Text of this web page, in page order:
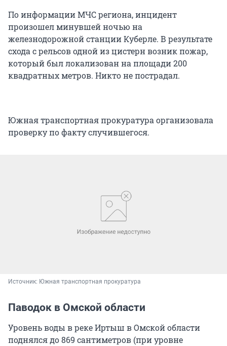
По информации МЧС региона, инцидент
произошел минувшей ночью на
железнодорожной станции Куберле. В результате
схода с рельсов одной из цистерн возник пожар,
который был локализован на площади 200
квадратных метров. Никто не пострадал.
Южная транспортная прокуратура организовала
проверку по факту случившегося.
Источник: Южная транспортная прокуратура
Паводок в Омской области
Уровень воды в реке Иртыш в Омской области
поднялся до 869 сантиметров (при уровне